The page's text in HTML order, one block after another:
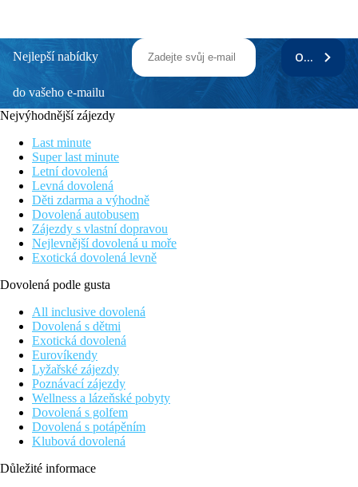
Nejlepší nabídky
do vašeho e-mailu
ODEBÍRAT
Nejvýhodnější zájezdy
Last minute
Super last minute
Letní dovolená
Levná dovolená
Děti zdarma a výhodně
Dovolená autobusem
Zájezdy s vlastní dopravou
Nejlevnější dovolená u moře
Exotická dovolená levně
Dovolená podle gusta
All inclusive dovolená
Dovolená s dětmi
Exotická dovolená
Eurovíkendy
Lyžařské zájezdy
Poznávací zájezdy
Wellness a lázeňské pobyty
Dovolená s golfem
Dovolená s potápěním
Klubová dovolená
Důležité informace